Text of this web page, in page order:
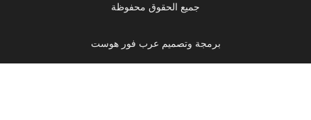
جميع الحقوق محفوظة
برمجة وتصميم عرب فور هوست